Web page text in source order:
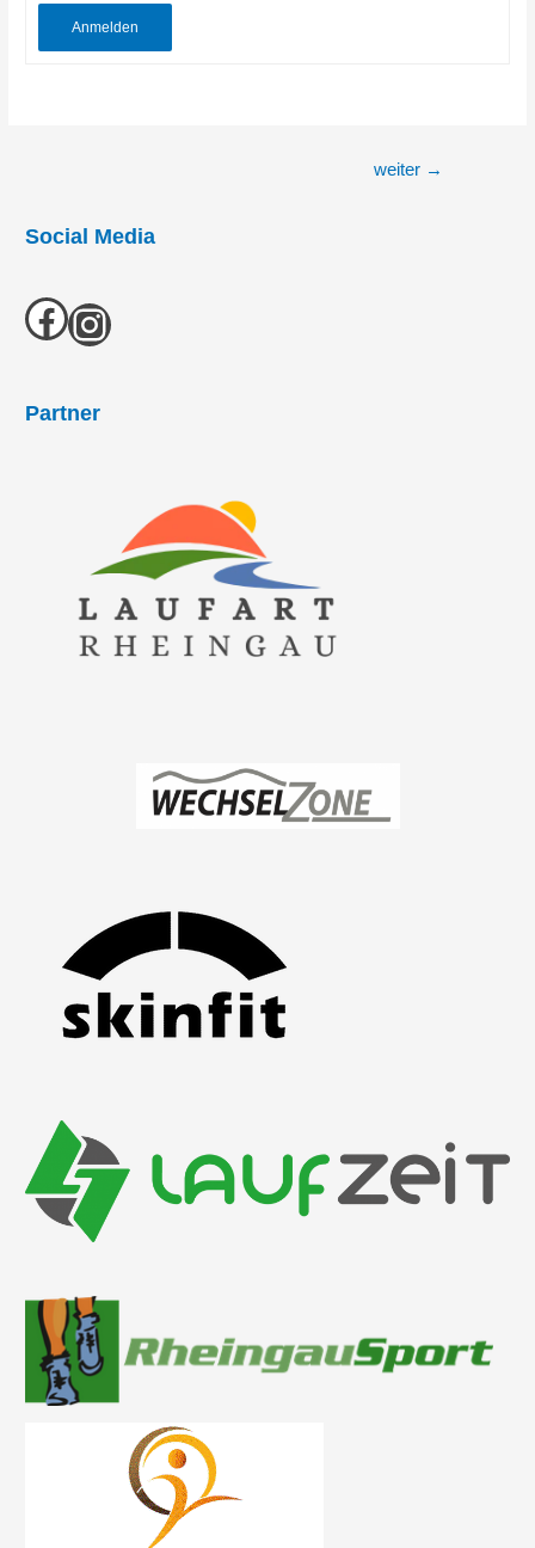
Anmelden
weiter →
Social Media
Facebook Instagram
Partner